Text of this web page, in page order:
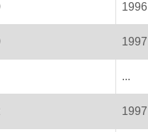
1996
1997
...
1997